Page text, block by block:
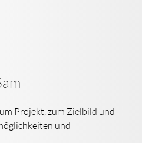
Projekt, zum Zielbild und
und